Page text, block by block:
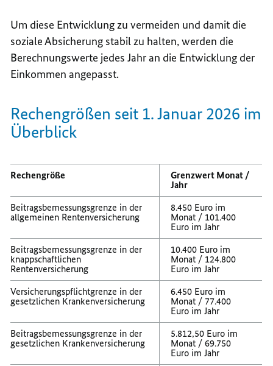
Um diese Entwicklung zu vermeiden und damit die
soziale Absicherung stabil zu halten, werden die
Berechnungswerte jedes Jahr an die Entwicklung der
Einkommen angepasst.
Rechengrößen seit 1. Januar 2026 im
Überblick
Rechengröße
Grenzwert Monat /
Jahr
Beitragsbemessungsgrenze in der
allgemeinen Rentenversicherung
8.450 Euro im
Monat / 101.400
Euro im Jahr
Beitragsbemessungsgrenze in der
knappschaftlichen
Rentenversicherung
10.400 Euro im
Monat / 124.800
Euro im Jahr
Versicherungspflichtgrenze in der
gesetzlichen Krankenversicherung
6.450 Euro im
Monat / 77.400
Euro im Jahr
Beitragsbemessungsgrenze in der
gesetzlichen Krankenversicherung
5.812,50 Euro im
Monat / 69.750
Euro im Jahr